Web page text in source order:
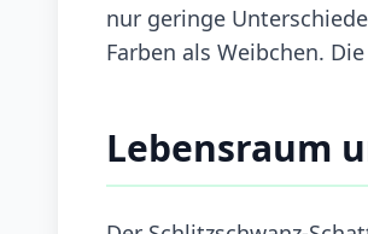
nur geringe
Farben als Weibchen.
Lebensraum